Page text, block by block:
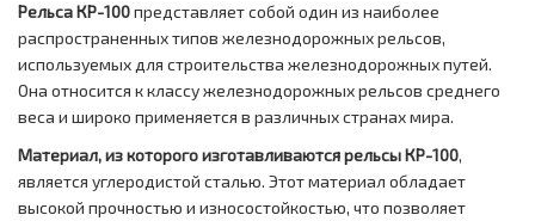
Рельса КР-100представляет собой один из наиболее
распространенных типов железнодорожных рельсов,
используемых для строительства железнодорожных путей.
Она относится к классу железнодорожных рельсов среднего
веса и широко применяется в различных странах мира.
Материал, из которого изготавливаются рельсы КР-100,
является углеродистой сталью. Этот материал обладает
высокой прочностью и износостойкостью, что позволяет